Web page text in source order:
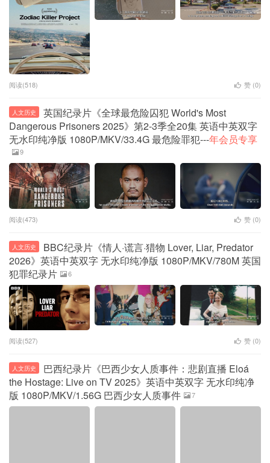
阅读(518) 赞 (0)
人文历史
英国纪录片《全球最危险囚犯 World's Most
Dangerous Prisoners 2025》第2-3季全20集 英语中英双字
无水印纯净版 1080P/MKV/33.4G 最危险罪犯---年会员专享
9
阅读(473) 赞 (0)
人文历史
BBC纪录片《情人·谎言·猎物 Lover, Liar, Predator
2026》英语中英双字 无水印纯净版 1080P/MKV/780M 英国
犯罪纪录片
6
阅读(527) 赞 (0)
人文历史
巴西纪录片《巴西少女人质事件：悲剧直播 Eloá
the Hostage: Live on TV 2025》英语中英双字 无水印纯净
版 1080P/MKV/1.56G 巴西少女人质事件
7